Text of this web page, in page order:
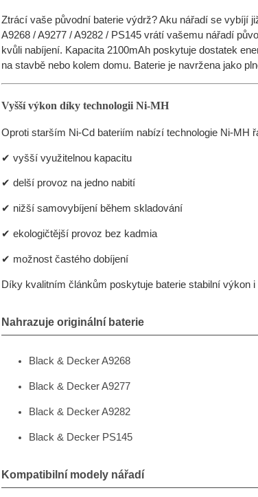
Ztrácí vaše původní baterie výdrž? Aku nářadí se vybíjí
A9268 / A9277 / A9282 / PS145 vrátí vašemu nářadí
kvůli nabíjení. Kapacita 2100mAh poskytuje dostatek
na stavbě nebo kolem domu. Baterie je navržena jako
Vyšší výkon díky technologii Ni-MH
Oproti starším Ni-Cd bateriím nabízí technologie Ni-MH
✔ vyšší využitelnou kapacitu
✔ delší provoz na jedno nabití
✔ nižší samovybíjení během skladování
✔ ekologičtější provoz bez kadmia
✔ možnost častého dobíjení
Díky kvalitním článkům poskytuje baterie stabilní výkon
Nahrazuje originální baterie
Black & Decker A9268
Black & Decker A9277
Black & Decker A9282
Black & Decker PS145
Kompatibilní modely nářadí